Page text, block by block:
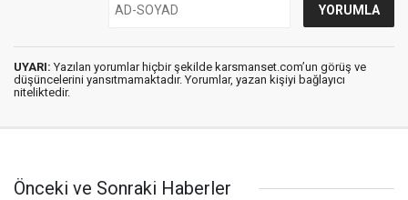
UYARI: Yazılan yorumlar hiçbir şekilde karsmanset.com’un görüş ve
düşüncelerini yansıtmamaktadır. Yorumlar, yazan kişiyi bağlayıcı
niteliktedir.
Önceki ve Sonraki Haberler